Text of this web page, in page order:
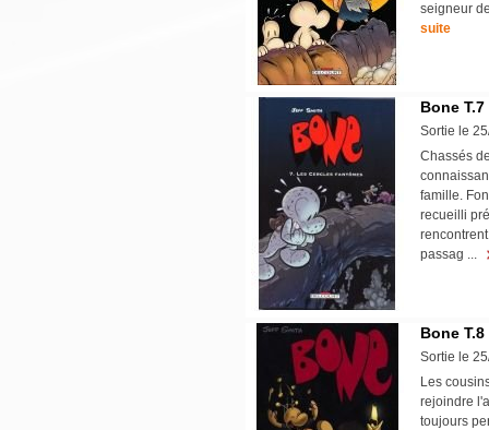
seigneur
suite
Bone T.7
Sortie le
Chassés
famille.
recueilli
passag ...
Bone T.8
Sortie le
Les
rejoindre
toujours